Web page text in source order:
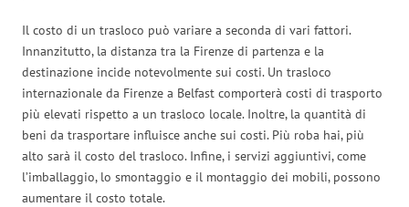
Il costo di un trasloco può variare a seconda di vari fattori.
Innanzitutto, la distanza tra la Firenze di partenza e la
destinazione incide notevolmente sui costi. Un trasloco
internazionale da Firenze a Belfast comporterà costi di trasporto
più elevati rispetto a un trasloco locale. Inoltre, la quantità di
beni da trasportare influisce anche sui costi. Più roba hai, più
alto sarà il costo del trasloco. Infine, i servizi aggiuntivi, come
l’imballaggio, lo smontaggio e il montaggio dei mobili, possono
aumentare il costo totale.